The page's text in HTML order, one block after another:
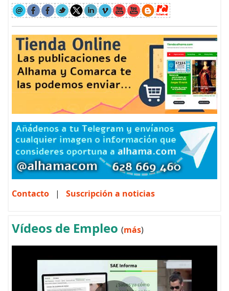
Contacto | Suscripción a noticias
Vídeos de Empleo (más)